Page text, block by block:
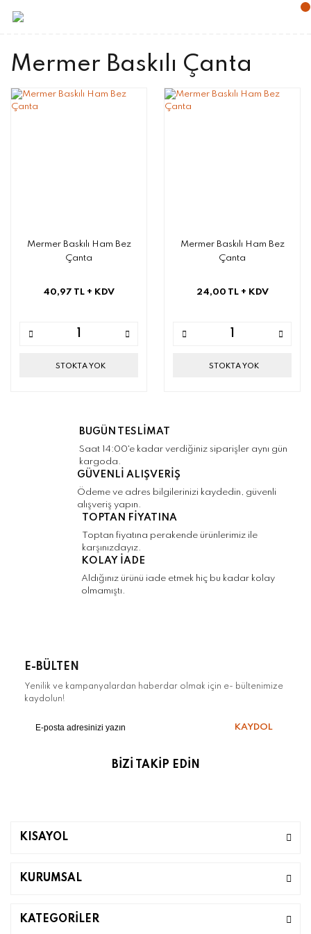
Mermer Baskılı Çanta
Mermer Baskılı Ham Bez
Çanta
40,97 TL + KDV
STOKTA YOK
Mermer Baskılı Ham Bez
Çanta
24,00 TL + KDV
STOKTA YOK
BUGÜN TESLİMAT
Saat 14:00'e kadar verdiğiniz siparişler aynı gün
kargoda.
GÜVENLİ ALIŞVERİŞ
Ödeme ve adres bilgilerinizi kaydedin, güvenli
alışveriş yapın.
TOPTAN FİYATINA
Toptan fiyatına perakende ürünlerimiz ile
karşınızdayız.
KOLAY İADE
Aldığınız ürünü iade etmek hiç bu kadar kolay
olmamıştı.
E-BÜLTEN
Yenilik ve kampanyalardan haberdar olmak için e- bültenimize
kaydolun!
KAYDOL
BİZİ TAKİP EDİN
KISAYOL
KURUMSAL
KATEGORİLER